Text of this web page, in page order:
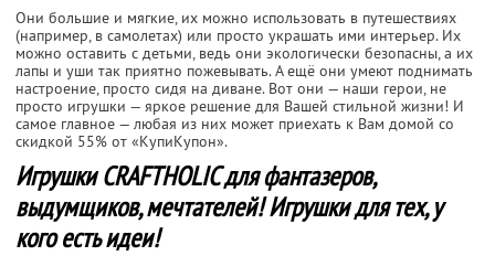
Они большие и мягкие, их можно использовать в путешествиях
(например, в самолетах) или просто украшать ими интерьер. Их
можно оставить с детьми, ведь они экологически безопасны, а их
лапы и уши так приятно пожевывать. А ещё они умеют поднимать
настроение, просто сидя на диване. Вот они — наши герои, не
просто игрушки — яркое решение для Вашей стильной жизни! И
самое главное — любая из них может приехать к Вам домой со
скидкой 55% от «КупиКупон».
Игрушки CRAFTHOLIC для фантазеров,
выдумщиков, мечтателей! Игрушки для тех, у
кого есть идеи!